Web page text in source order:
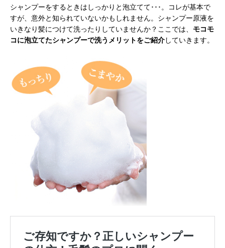
シャンプーをするときはしっかりと泡立てて･･･。コレが基本で
すが、意外と知られていないかもしれません。シャンプー原液を
いきなり髪につけて洗ったりしていませんか？ここでは、 モコモ
コに泡立てたシャンプーで洗うメリットをご紹介していきます。